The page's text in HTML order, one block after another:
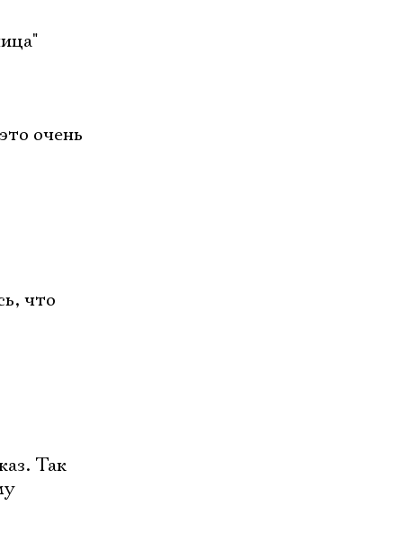
очень
что
Так